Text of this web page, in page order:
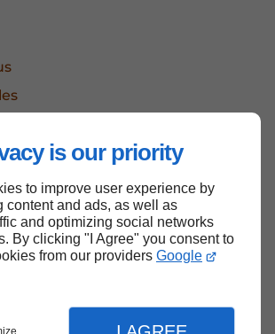
is our priority
to improve user experience by
content and ads, as well as
and optimizing social networks
By clicking "I Agree" you consent to
from our providers Google
Haut de page